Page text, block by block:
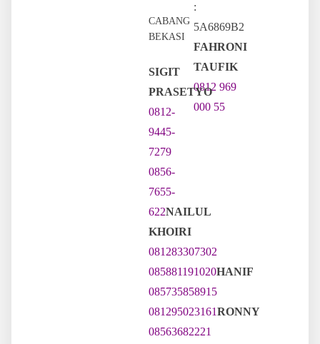
:
5A6869B2
FAHRONI
TAUFIK
0812 969
000 55
CABANG
BEKASI
SIGIT
PRASETYO
0812-
9445-
7279
0856-
7655-
622NAILUL
KHOIRI
081283307302
085881191020HANIF
085735858915
081295023161RONNY
08563682221